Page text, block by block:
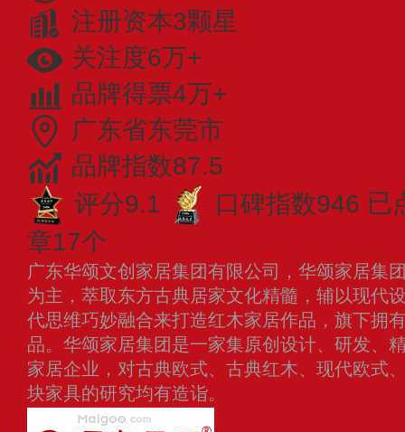
注册资本3颗星
关注度6万+
品牌得票4万+
广东省东莞市
品牌指数87.5
评分9.1
口碑指数946 已
章17个
广东华颂文创家居集团有限公司，华颂家居集
为主，萃取东方古典居家文化精髓，辅以现代
代思维巧妙融合来打造红木家居作品，旗下拥
品。华颂家居集团是一家集原创设计、研发、
家居企业，对古典欧式、古典红木、现代欧式
块家具的研究均有造诣。